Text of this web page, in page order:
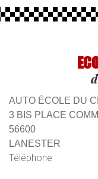
AUTO ÉCOLE DU
3 BIS PLACE
56600
LANESTER
Téléphone